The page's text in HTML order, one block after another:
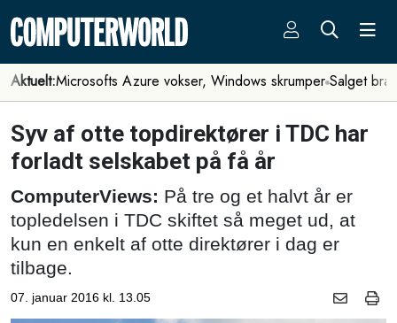
Aktuelt:Microsofts Azure vokser, Windows skrumper Salget
Syv af otte topdirektører i TDC har
forladt selskabet på få år
ComputerViews: På tre og et halvt år er
topledelsen i TDC skiftet så meget ud, at
kun en enkelt af otte direktører i dag er
tilbage.
07. januar 2016 kl. 13.05